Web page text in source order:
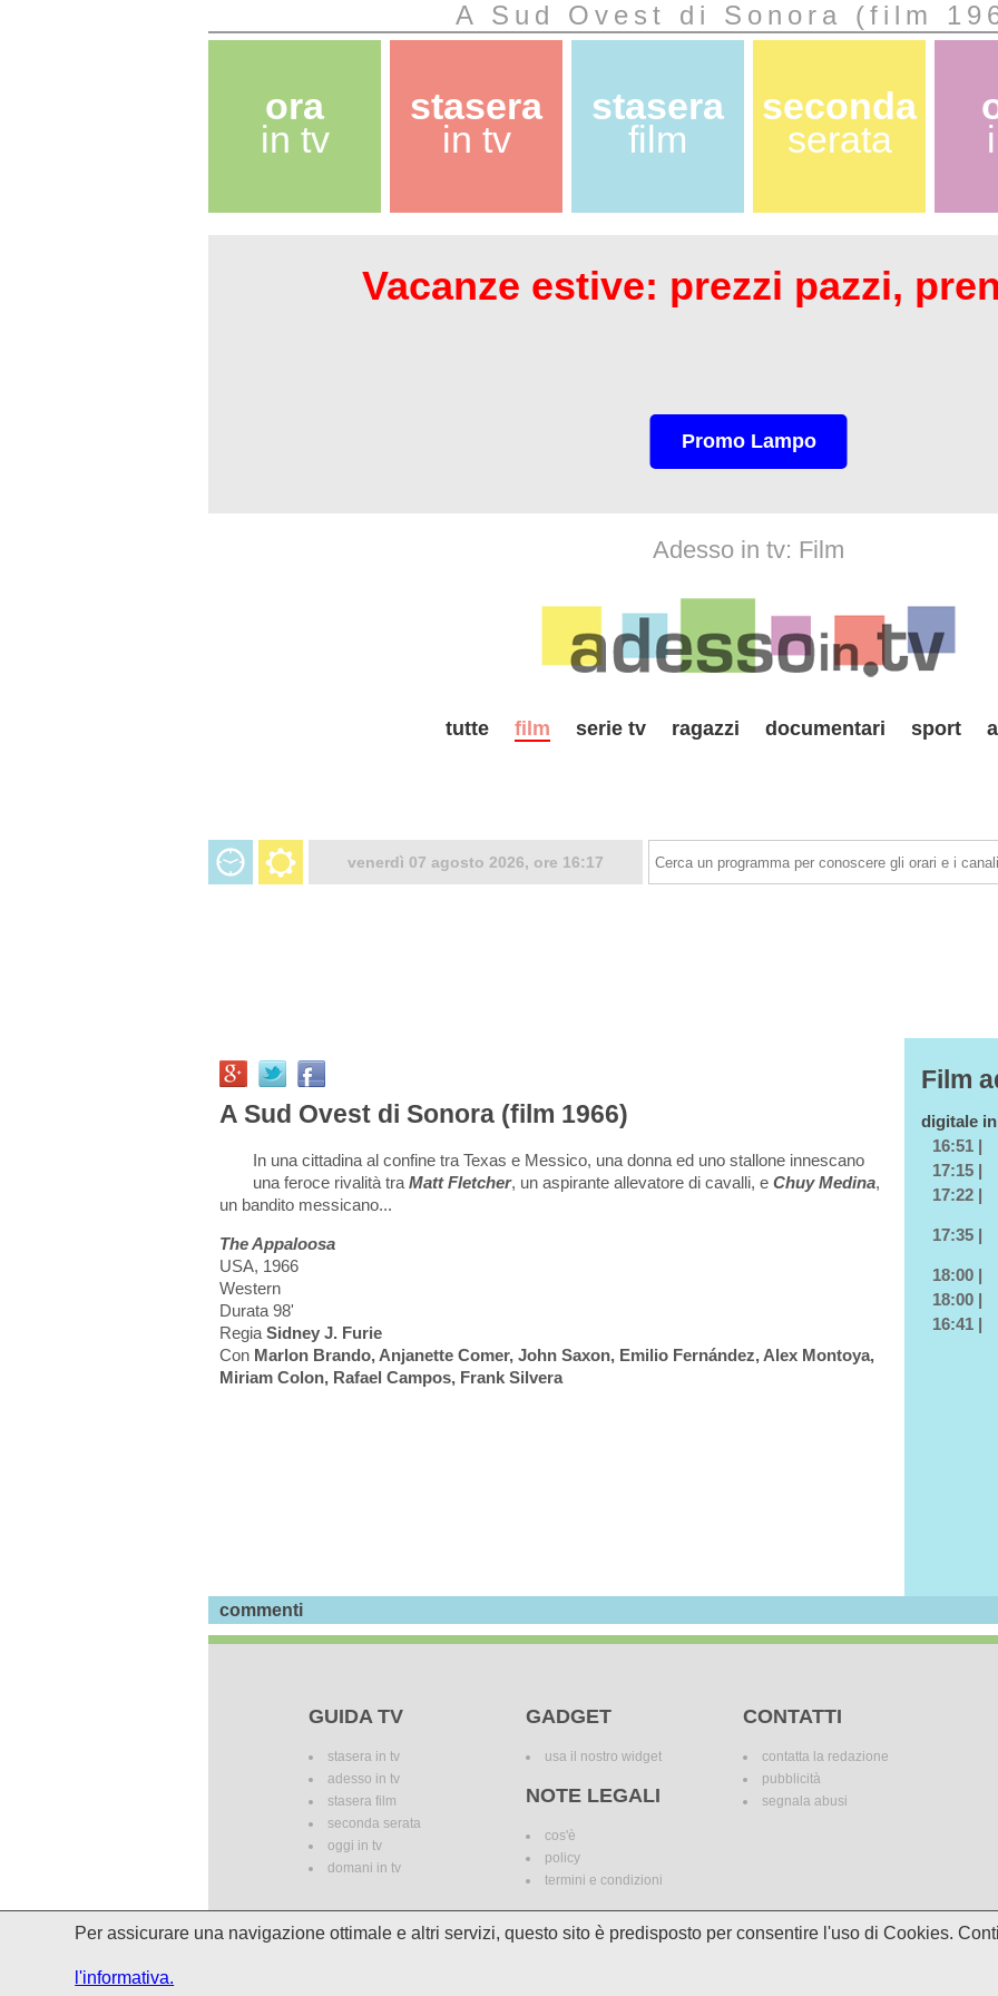
A Sud Ovest di Sonora (film
ora
in tv
stasera
in tv
stasera
film
seconda
serata
Vacanze estive: prezzi pazzi,
Promo Lampo
Adesso in tv: Film
tutte film serie tv ragazzi documentari sport
venerdì 07 agosto 2026, ore 16:17
A Sud Ovest di Sonora (film 1966)
In una cittadina al confine tra Texas e Messico, una donna ed uno stallone innescano
una feroce rivalità tra Matt Fletcher, un aspirante allevatore di cavalli, e Chuy Medina,
un bandito messicano...
The Appaloosa
USA, 1966
Western
Durata 98'
Regia Sidney J. Furie
Con Marlon Brando, Anjanette Comer, John Saxon, Emilio Fernández, Alex Montoya,
Miriam Colon, Rafael Campos, Frank Silvera
Film
digitale
16:51 |
17:15 |
17:22 |
17:35 |
18:00 |
18:00 |
16:41 |
commenti
GUIDA TV
stasera in tv
adesso in tv
stasera film
seconda serata
oggi in tv
domani in tv
GADGET
usa il nostro widget
NOTE LEGALI
cos'è
policy
termini e condizioni
CONTATTI
contatta la redazione
pubblicità
segnala abusi
I palinsesti potrebbero subire delle variazioni. I marchi dei canali televisivi appartengono ai legittimi proprietari. Le
incomplete e/o errate.
Per assicurare una navigazione ottimale e altri servizi, questo sito è predisposto per consentire l'uso di Cookies.
l'informativa.